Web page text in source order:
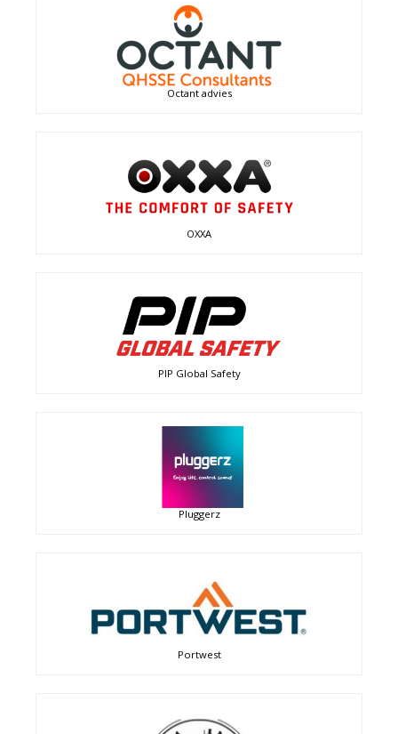
Octant advies
OXXA
PIP Global Safety
Pluggerz
Portwest